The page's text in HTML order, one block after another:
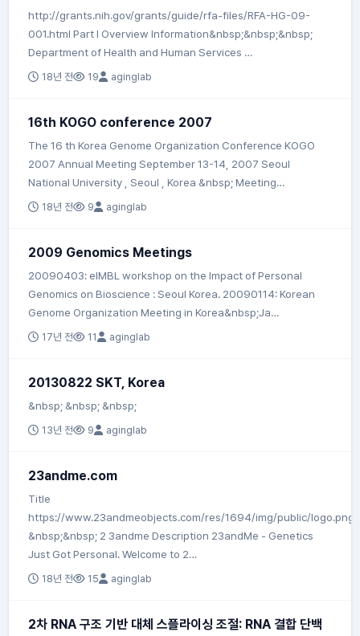
http://grants.nih.gov/grants/guide/rfa-files/RFA-HG-09-
001.html Part I Overview Information&nbsp;&nbsp;&nbsp;
Department of Health and Human Services …
18년 전 19 aginglab
16th KOGO conference 2007
The 16 th Korea Genome Organization Conference KOGO
2007 Annual Meeting September 13-14, 2007 Seoul
National University , Seoul , Korea &nbsp; Meeting…
18년 전 9 aginglab
2009 Genomics Meetings
20090403: eIMBL workshop on the Impact of Personal
Genomics on Bioscience : Seoul Korea. 20090114: Korean
Genome Organization Meeting in Korea&nbsp;Ja…
17년 전 11 aginglab
20130822 SKT, Korea
&nbsp; &nbsp; &nbsp;
13년 전 9 aginglab
23andme.com
Title
https://www.23andmeobjects.com/res/1694/img/public/logo.png
&nbsp;&nbsp; 2 3andme Description 23andMe - Genetics
Just Got Personal. Welcome to 2…
18년 전 15 aginglab
2차 RNA 구조 기반 대체 스플라이싱 조절: RNA 결합 단백